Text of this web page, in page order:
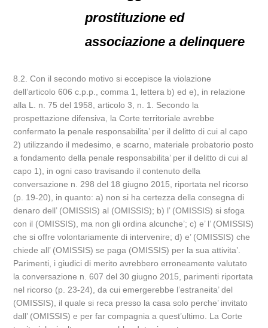
prostituzione ed
associazione a delinquere
8.2. Con il secondo motivo si eccepisce la violazione
dell’articolo 606 c.p.p., comma 1, lettera b) ed e), in relazione
alla L. n. 75 del 1958, articolo 3, n. 1. Secondo la
prospettazione difensiva, la Corte territoriale avrebbe
confermato la penale responsabilita’ per il delitto di cui al capo
2) utilizzando il medesimo, e scarno, materiale probatorio posto
a fondamento della penale responsabilita’ per il delitto di cui al
capo 1), in ogni caso travisando il contenuto della
conversazione n. 298 del 18 giugno 2015, riportata nel ricorso
(p. 19-20), in quanto: a) non si ha certezza della consegna di
denaro dell’ (OMISSIS) al (OMISSIS); b) l’ (OMISSIS) si sfoga
con il (OMISSIS), ma non gli ordina alcunche’; c) e’ l’ (OMISSIS)
che si offre volontariamente di intervenire; d) e’ (OMISSIS) che
chiede all’ (OMISSIS) se paga (OMISSIS) per la sua attivita’.
Parimenti, i giudici di merito avrebbero erroneamente valutato
la conversazione n. 607 del 30 giugno 2015, parimenti riportata
nel ricorso (p. 23-24), da cui emergerebbe l’estraneita’ del
(OMISSIS), il quale si reca presso la casa solo perche’ invitato
dall’ (OMISSIS) e per far compagnia a quest’ultimo. La Corte